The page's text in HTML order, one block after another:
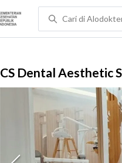
CS Dental Aesthetic